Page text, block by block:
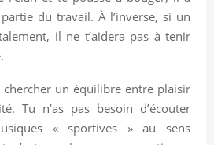
du travail. À l’inverse, si un
il ne t’aidera pas à tenir
un équilibre entre plaisir
Tu n’as pas besoin d’écouter
« sportives » au sens